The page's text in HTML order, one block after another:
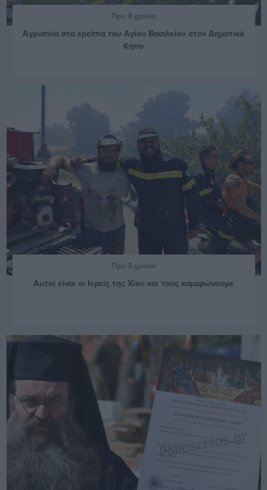
Πριν 8 χρόνια
Αγρυπνία στα ερείπια του Αγίου Βασιλείου στον Δημοτικό
Κήπο
Πριν 8 χρόνια
Αυτοί είναι οι Ιερείς της Χίου και τους καμαρώνουμε